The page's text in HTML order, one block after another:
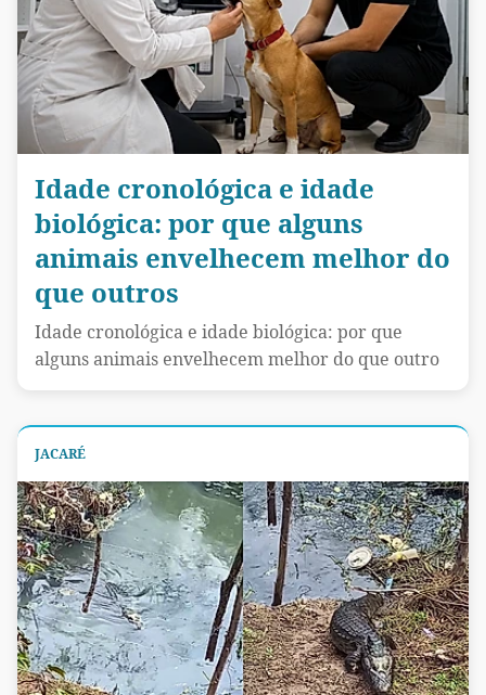
Idade cronológica e idade
biológica: por que alguns
animais envelhecem melhor do
que outros
Idade cronológica e idade biológica: por que
alguns animais envelhecem melhor do que outro
JACARÉ